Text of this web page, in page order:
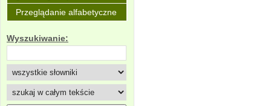
Przeglądanie alfabetyczne
Wyszukiwanie: